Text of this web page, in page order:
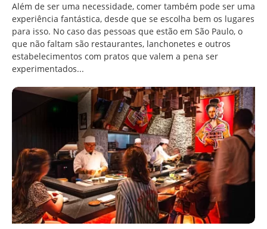
Além de ser uma necessidade, comer também pode ser uma
experiência fantástica, desde que se escolha bem os lugares
para isso. No caso das pessoas que estão em São Paulo, o
que não faltam são restaurantes, lanchonetes e outros
estabelecimentos com pratos que valem a pena ser
experimentados...